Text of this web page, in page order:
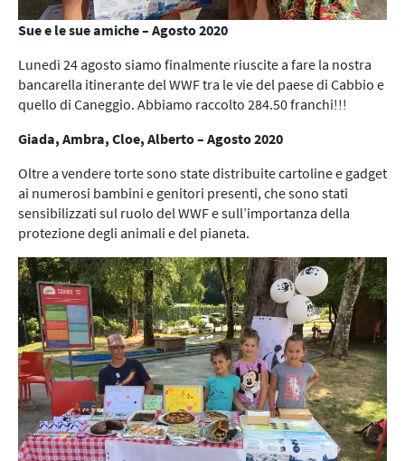
Sue e le sue amiche – Agosto 2020
Lunedì 24 agosto siamo finalmente riuscite a fare la nostra
bancarella itinerante del WWF tra le vie del paese di Cabbio e
quello di Caneggio. Abbiamo raccolto 284.50 franchi!!!
Giada, Ambra, Cloe, Alberto – Agosto 2020
Oltre a vendere torte sono state distribuite cartoline e gadget
ai numerosi bambini e genitori presenti, che sono stati
sensibilizzati sul ruolo del WWF e sull’importanza della
protezione degli animali e del pianeta.